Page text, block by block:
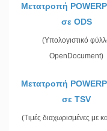
Μετατροπή
σε ODS
(Υπολογιστικό
OpenDocument)
Μετατροπή
σε TSV
(Τιμές διαχωρισμένες με